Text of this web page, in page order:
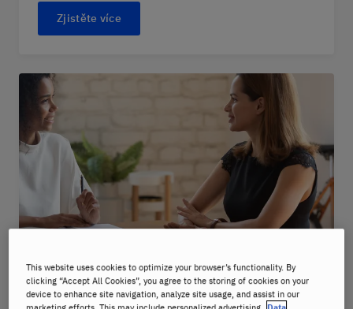
Zjistěte více
Intenzivní kurzy italštiny
This website uses cookies to optimize your browser’s functionality. By
clicking “Accept All Cookies”, you agree to the storing of cookies on your
device to enhance site navigation, analyze site usage, and assist in our